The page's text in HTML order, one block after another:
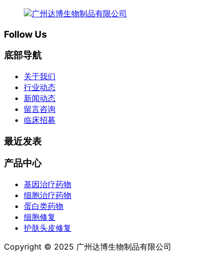
Follow Us
底部导航
关于我们
行业动态
新闻动态
留言咨询
临床招募
最近发表
产品中心
基因治疗药物
细胞治疗药物
蛋白类药物
细胞修复
护肤头皮修复
Copyright © 2025 广州达博生物制品有限公司